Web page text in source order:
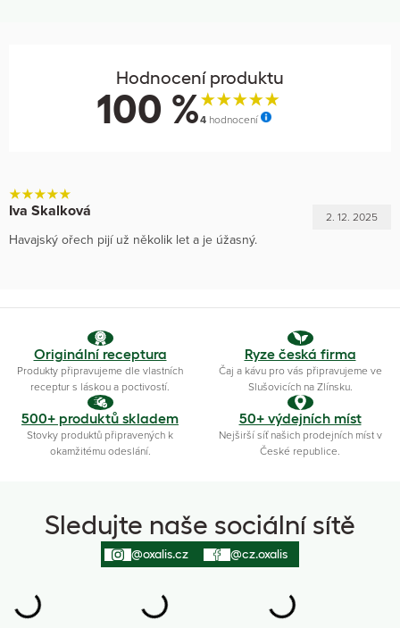
Hodnocení produktu
100 %4 hodnocení
Iva Skalková 2. 12. 2025
Havajský ořech pijí už několik let a je úžasný.
Originální receptura
Produkty připravujeme dle vlastních
receptur s láskou a poctivostí.
Ryze česká firma
Čaj a kávu pro vás připravujeme ve
Slušovicích na Zlínsku.
500+ produktů skladem
Stovky produktů připravených k
okamžitému odeslání.
50+ výdejních míst
Nejširší síť našich prodejních míst v
České republice.
Sledujte naše sociální sítě
@oxalis.cz @cz.oxalis